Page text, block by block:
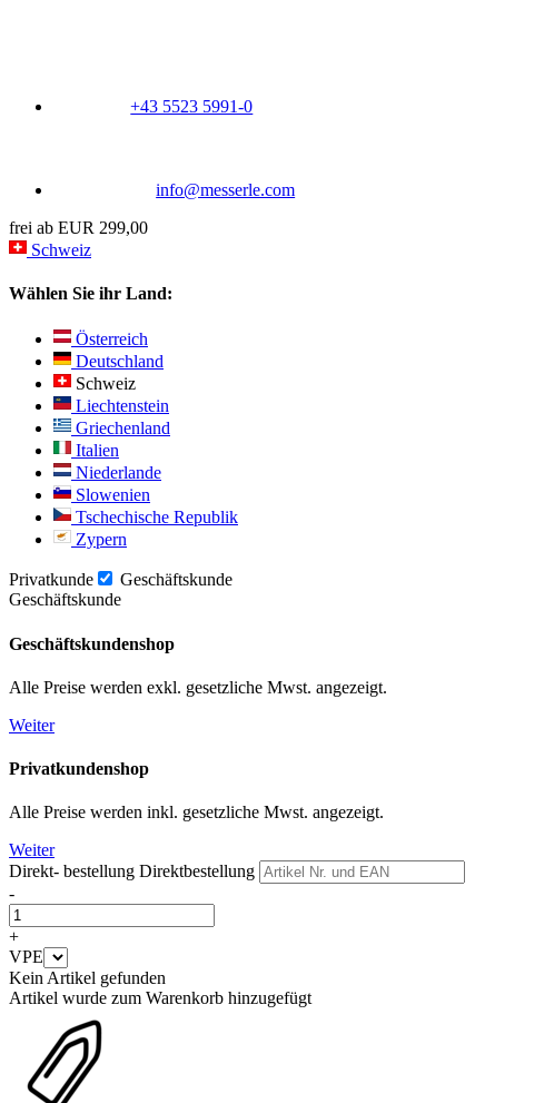
+43 5523 5991-0
info@messerle.com
frei ab EUR 299,00
Schweiz
Wählen Sie ihr Land:
Österreich
Deutschland
Schweiz
Liechtenstein
Griechenland
Italien
Niederlande
Slowenien
Tschechische Republik
Zypern
Privatkunde
Geschäftskunde
Geschäftskunde
Geschäftskundenshop
Alle Preise werden exkl. gesetzliche Mwst. angezeigt.
Weiter
Privatkundenshop
Alle Preise werden inkl. gesetzliche Mwst. angezeigt.
Weiter
Direkt- bestellung Direktbestellung
-
+
VPE
Kein Artikel gefunden
Artikel wurde zum Warenkorb hinzugefügt